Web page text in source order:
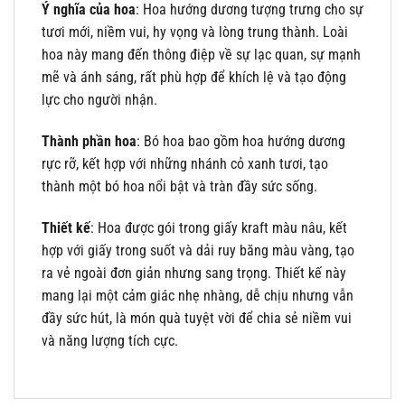
Ý nghĩa của hoa: Hoa hướng dương tượng trưng cho sự
tươi mới, niềm vui, hy vọng và lòng trung thành. Loài
hoa này mang đến thông điệp về sự lạc quan, sự mạnh
mẽ và ánh sáng, rất phù hợp để khích lệ và tạo động
lực cho người nhận.
Thành phần hoa: Bó hoa bao gồm hoa hướng dương
rực rỡ, kết hợp với những nhánh cỏ xanh tươi, tạo
thành một bó hoa nổi bật và tràn đầy sức sống.
Thiết kế: Hoa được gói trong giấy kraft màu nâu, kết
hợp với giấy trong suốt và dải ruy băng màu vàng, tạo
ra vẻ ngoài đơn giản nhưng sang trọng. Thiết kế này
mang lại một cảm giác nhẹ nhàng, dễ chịu nhưng vẫn
đầy sức hút, là món quà tuyệt vời để chia sẻ niềm vui
và năng lượng tích cực.